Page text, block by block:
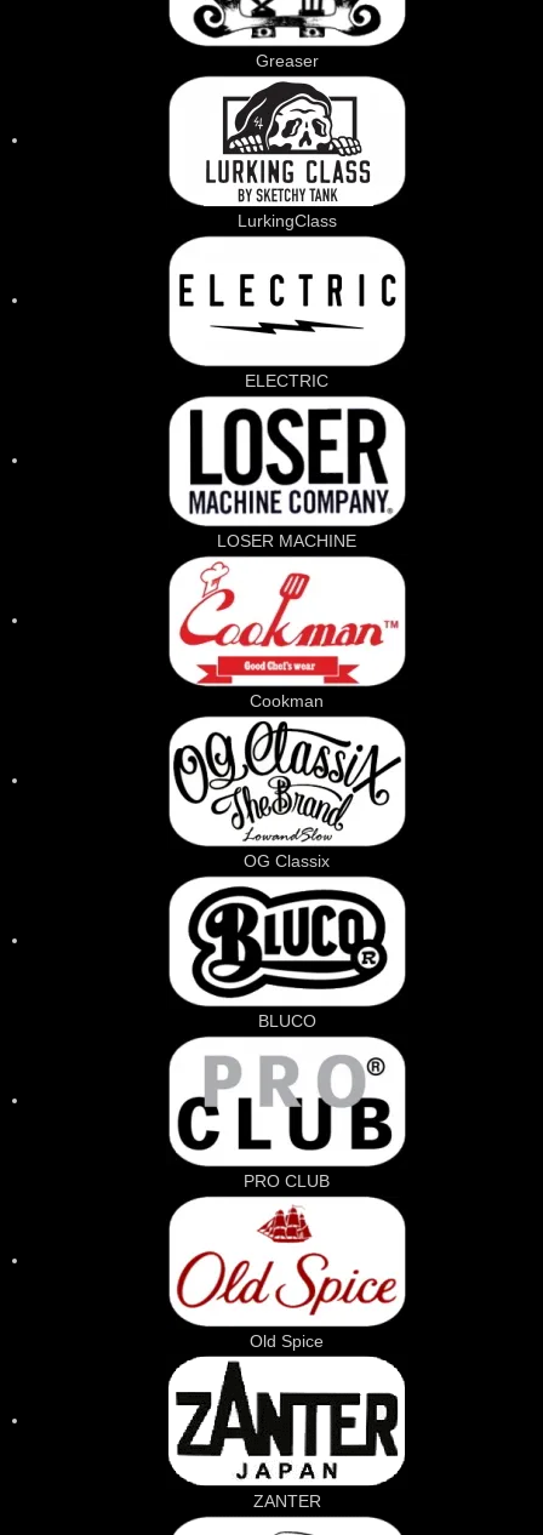
Greaser
LurkingClass
ELECTRIC
LOSER MACHINE
Cookman
OG Classix
BLUCO
PRO CLUB
Old Spice
ZANTER